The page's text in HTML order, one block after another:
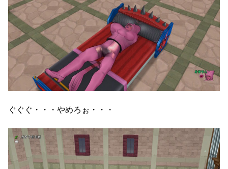
ぐぐぐ・・・やめろぉ・・・